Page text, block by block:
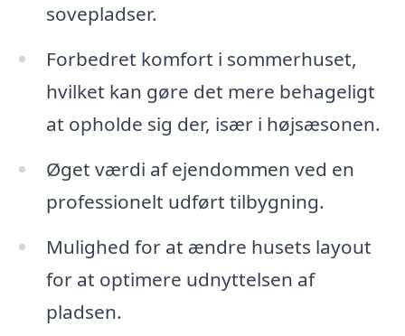
sovepladser.
Forbedret komfort i sommerhuset,
hvilket kan gøre det mere behageligt
at opholde sig der, især i højsæsonen.
Øget værdi af ejendommen ved en
professionelt udført tilbygning.
Mulighed for at ændre husets layout
for at optimere udnyttelsen af
pladsen.